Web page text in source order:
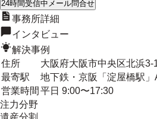
24時間受信中 メール問合せ
事務所詳細
インタビュー
解決事例
住所
大阪府大阪市中央区北浜3-
最寄駅
地下鉄・京阪「淀屋橋駅
営業時間 平日 9:00〜17:30
注力分野
遺産分割